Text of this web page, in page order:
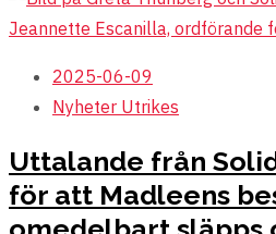
2025-06-09
Nyheter Utrikes
Uttalande från
för att Madleens